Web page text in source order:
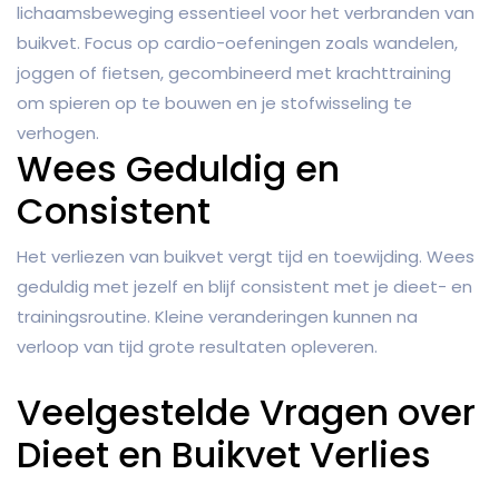
lichaamsbeweging essentieel voor het verbranden van
buikvet. Focus op cardio-oefeningen zoals wandelen,
joggen of fietsen, gecombineerd met krachttraining
om spieren op te bouwen en je stofwisseling te
verhogen.
Wees Geduldig en
Consistent
Het verliezen van buikvet vergt tijd en toewijding. Wees
geduldig met jezelf en blijf consistent met je dieet- en
trainingsroutine. Kleine veranderingen kunnen na
verloop van tijd grote resultaten opleveren.
Veelgestelde Vragen over
Dieet en Buikvet Verlies